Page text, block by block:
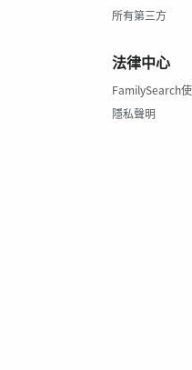
所有第三方
法律中心
FamilySearch
隱私聲明